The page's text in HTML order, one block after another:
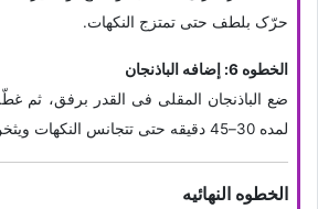
حرّک بلطف حتى تمتزج النکهات.
الخطوه 6: إضافه الباذنجان
ضع الباذنجان المقلی فی القدر برفق، ثم
لمده 30–45 دقیقه حتى تتجانس النکهات ویثخن القوام.
الخطوه النهائیه